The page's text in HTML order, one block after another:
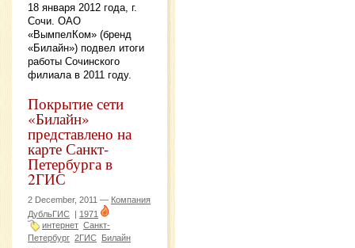
18 января 2012 года, г.
Сочи. ОАО
«ВымпелКом» (бренд
«Билайн») подвел итоги
работы Сочинского
филиала в 2011 году.
Покрытие сети
«Билайн»
представлено на
карте Санкт-
Петербурга в
2ГИС
2 December, 2011 — Компания
ДубльГИС
1971
интернет Санкт-
Петербург 2ГИС Билайн